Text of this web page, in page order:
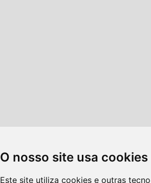
O nosso site usa cookies
Este site utiliza cookies e outras